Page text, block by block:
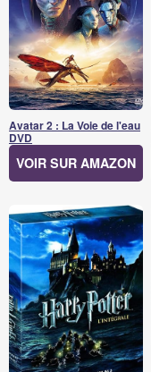
Avatar 2 : La Voie de l'eau
DVD
VOIR SUR AMAZON